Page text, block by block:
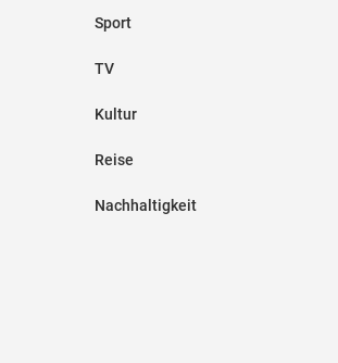
Sport
TV
Kultur
Reise
Nachhaltigkeit